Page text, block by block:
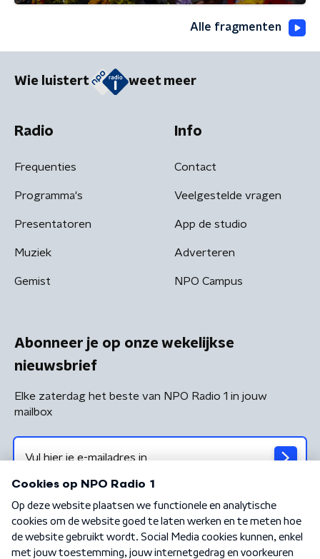
Alle fragmenten
Wie luistert weet meer
Radio
Frequenties
Programma's
Presentatoren
Muziek
Gemist
Info
Contact
Veelgestelde vragen
App de studio
Adverteren
NPO Campus
Abonneer je op onze wekelijkse
nieuwsbrief
Elke zaterdag het beste van NPO Radio 1 in jouw
mailbox
Algemene voorwaarden